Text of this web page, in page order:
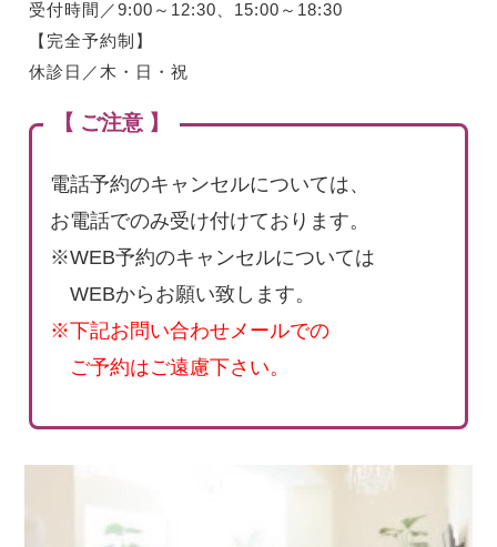
受付時間／9:00～12:30、15:00～18:30
【完全予約制】
休診日／木・日・祝
【 ご注意 】
電話予約のキャンセルについては、
お電話でのみ受け付けております。
※WEB予約のキャンセルについては
WEBからお願い致します。
※下記お問い合わせメールでの
ご予約はご遠慮下さい。